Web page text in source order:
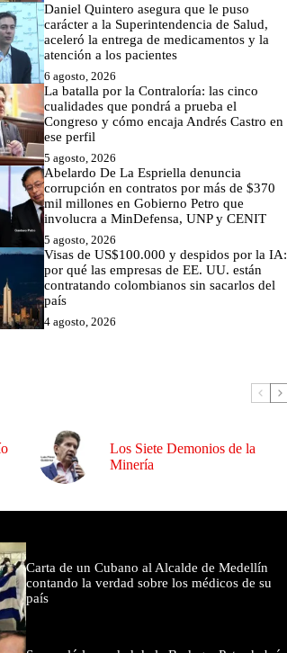
Daniel Quintero asegura que le puso
carácter a la Superintendencia de Salud,
aceleró la entrega de medicamentos y la
atención a los pacientes
6 agosto, 2026
La batalla por la Contraloría: las cinco
cualidades que pondrá a prueba el
Congreso y cómo encaja Andrés Castro en
ese perfil
5 agosto, 2026
Abelardo De La Espriella denuncia
corrupción en contratos por más de $370
mil millones en Gobierno Petro que
involucra a MinDefensa, UNP y CENIT
5 agosto, 2026
Visas de US$100.000 y despidos por la IA:
por qué las empresas de EE. UU. están
contratando colombianos sin sacarlos del
país
4 agosto, 2026
Los Siete Demonios de la
Minería
Carta de un Cubano al Alcalde de Medellín
contando la verdad sobre los médicos de su
país